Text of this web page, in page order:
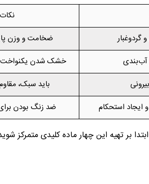
ضخامت و وزن
خشک شدن یکنواخت و
باید سبک،
ایجاد استحکام ضد زنگ بودن
بر تهیه این چهار ماده کلیدی متمرکز